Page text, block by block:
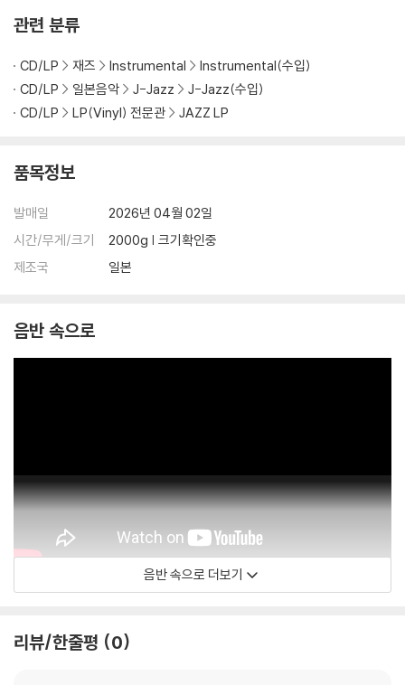
관련 분류
CD/LP 재즈 Instrumental
Instrumental(수입)
CD/LP
일본음악 J-Jazz
J-Jazz(수입)
CD/LP
LP(Vinyl) 전문관 JAZZ LP
품목정보
발매일
2026년 04월 02일
시간/무게/크기
2000g | 크기확인중
제조국
일본
음반 속으로
음반 속으로 더보기
리뷰/한줄평 0